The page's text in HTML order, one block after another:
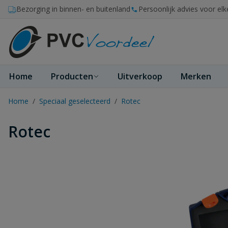
Ga naar de inhoud
Bezorging in binnen- en buitenland Persoonlijk advies voor
Home Producten Uitverkoop Merken
Home / Speciaal geselecteerd / Rotec
Rotec